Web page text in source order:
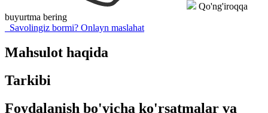
Qo'ng'iroqqa
buyurtma bering
Savolingiz bormi? Onlayn maslahat
Mahsulot haqida
Tarkibi
Foydalanish bo'yicha ko'rsatmalar va